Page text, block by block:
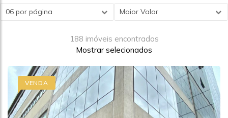
Maior Valor
06 por página
188 imóveis encontrados
Mostrar selecionados
VENDA